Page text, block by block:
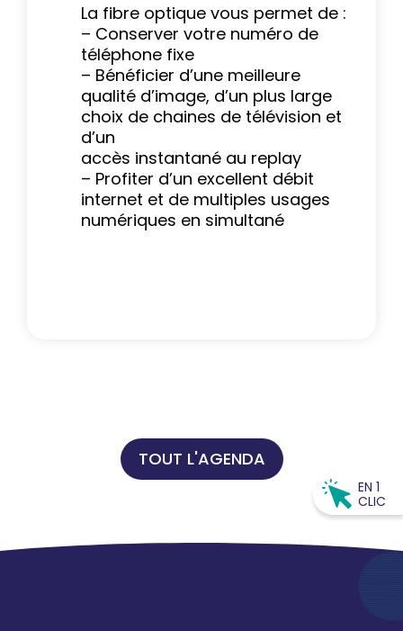
La fibre optique vous permet de :
– Conserver votre numéro de
téléphone fixe
– Bénéficier d’une meilleure
qualité d’image, d’un plus large
choix de chaines de télévision et
d’un
accès instantané au replay
– Profiter d’un excellent débit
internet et de multiples usages
numériques en simultané
TOUT L'AGENDA
EN 1
CLIC